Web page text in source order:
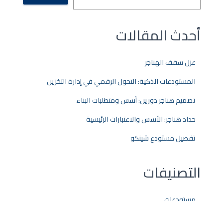
أحدث المقالات
عزل سقف الهناجر
المستودعات الذكية: التحول الرقمي في إدارة التخزين
تصميم هناجر دورين: أسس ومتطلبات البناء
حداد هناجر: الأسس والاعتبارات الرئيسية
تفصيل مستودع شينكو
التصنيفات